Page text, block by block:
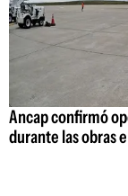
Ancap confirmó
durante las obras